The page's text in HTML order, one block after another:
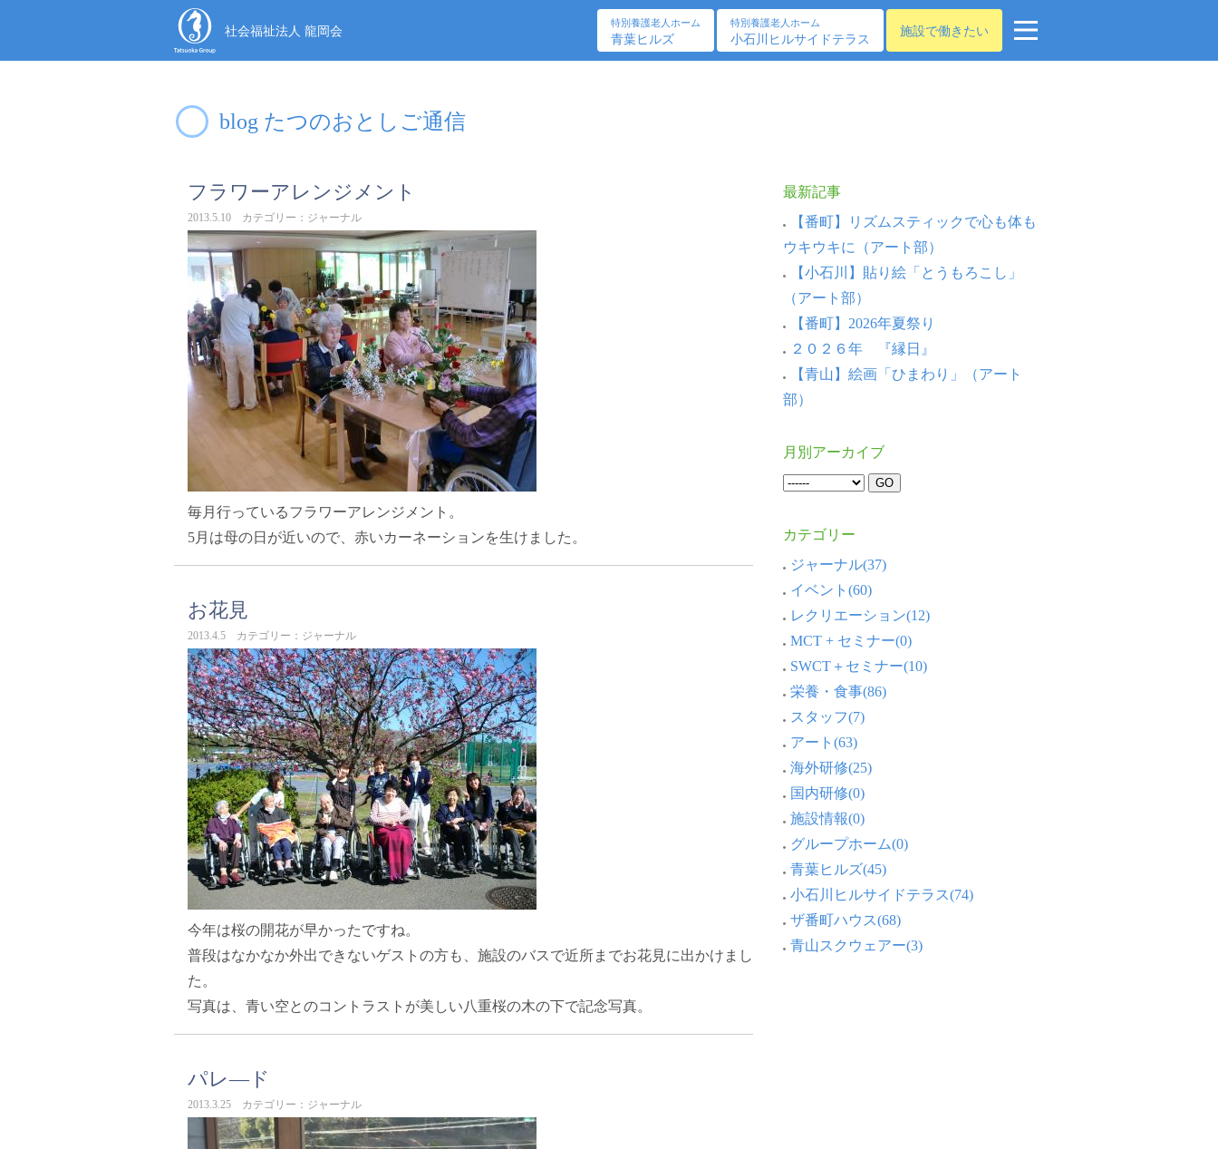
社会福祉法人 龍岡会
特別養護老人ホーム
青葉ヒルズ
特別養護老人ホーム
小石川ヒルサイドテラス
施設で働きたい
blog たつのおとしご通信
フラワーアレンジメント
2013.5.10 カテゴリー：ジャーナル
毎月行っているフラワーアレンジメント。
5月は母の日が近いので、赤いカーネーションを生けました。
お花見
2013.4.5 カテゴリー：ジャーナル
今年は桜の開花が早かったですね。
普段はなかなか外出できないゲストの方も、施設のバスで近所までお花見に出かけまし
た。
写真は、青い空とのコントラストが美しい八重桜の木の下で記念写真。
パレ—ド
2013.3.25 カテゴリー：ジャーナル
最新記事
【番町】リズムスティックで心も体も
ウキウキに（アート部）
【小石川】貼り絵「とうもろこし」
（アート部）
【番町】2026年夏祭り
２０２６年 『縁日』
【青山】絵画「ひまわり」（アート
部）
月別アーカイブ
カテゴリー
ジャーナル(37)
イベント(60)
レクリエーション(12)
MCT + セミナー(0)
SWCT＋セミナー(10)
栄養・食事(86)
スタッフ(7)
アート(63)
海外研修(25)
国内研修(0)
施設情報(0)
グループホーム(0)
青葉ヒルズ(45)
小石川ヒルサイドテラス(74)
ザ番町ハウス(68)
青山スクウェアー(3)